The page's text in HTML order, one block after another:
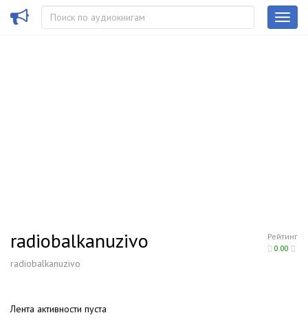
Рейтинг
0.00
radiobalkanuzivo
radiobalkanuzivo
Лента активности пуста